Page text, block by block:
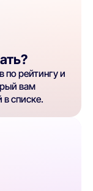
рейтингу и
вам
списке.